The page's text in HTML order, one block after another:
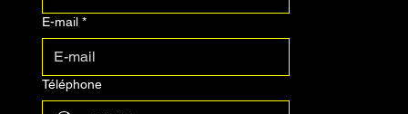
E-mail *
Téléphone